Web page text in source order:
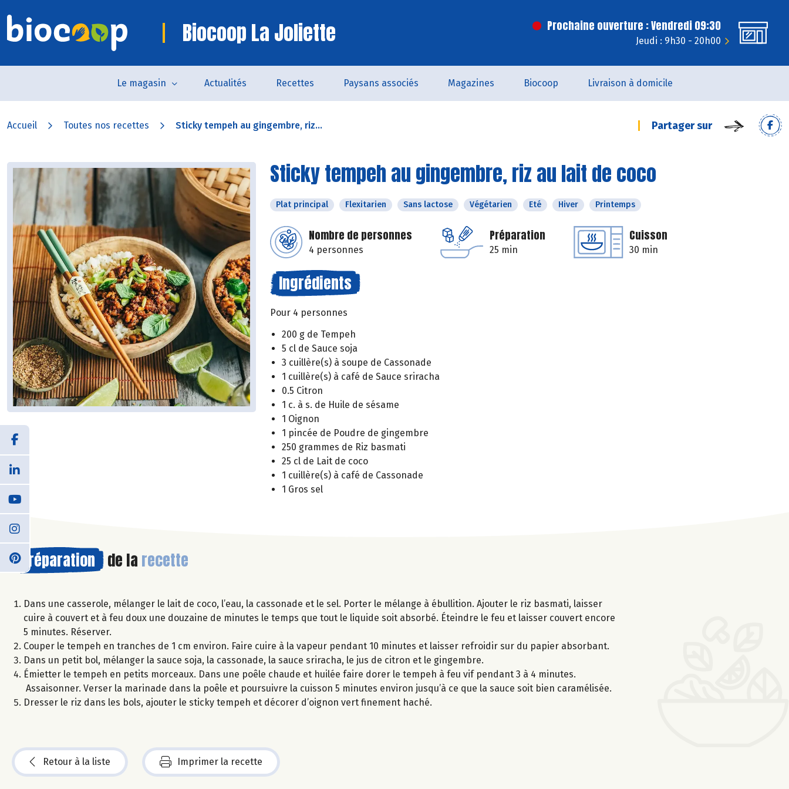
Biocoop La Joliette Prochaine ouverture : Vendredi 09:30
Jeudi : 9h30 - 20h00
Le magasin Actualités Recettes Paysans associés Magazines Biocoop Livraison à domicile
Accueil Toutes nos recettes Sticky tempeh au gingembre, riz... Partager sur
Sticky tempeh au gingembre, riz au lait de coco
Plat principal Flexitarien Sans lactose Végétarien Eté Hiver Printemps
Nombre de personnes
4 personnes
Préparation
25 min
Cuisson
30 min
Ingrédients
Pour 4 personnes
200 g de Tempeh
5 cl de Sauce soja
3 cuillère(s) à soupe de Cassonade
1 cuillère(s) à café de Sauce sriracha
0.5 Citron
1 c. à s. de Huile de sésame
1 Oignon
1 pincée de Poudre de gingembre
250 grammes de Riz basmati
25 cl de Lait de coco
1 cuillère(s) à café de Cassonade
1 Gros sel
Préparation de la recette
Dans une casserole, mélanger le lait de coco, l’eau, la cassonade et le sel. Porter le mélange à ébullition. Ajouter le riz basmati, laisser
cuire à couvert et à feu doux une douzaine de minutes le temps que tout le liquide soit absorbé. Éteindre le feu et laisser couvert encore
5 minutes. Réserver.
Couper le tempeh en tranches de 1 cm environ. Faire cuire à la vapeur pendant 10 minutes et laisser refroidir sur du papier absorbant.
Dans un petit bol, mélanger la sauce soja, la cassonade, la sauce sriracha, le jus de citron et le gingembre.
Émietter le tempeh en petits morceaux. Dans une poêle chaude et huilée faire dorer le tempeh à feu vif pendant 3 à 4 minutes.
Assaisonner. Verser la marinade dans la poêle et poursuivre la cuisson 5 minutes environ jusqu’à ce que la sauce soit bien caramélisée.
Dresser le riz dans les bols, ajouter le sticky tempeh et décorer d’oignon vert finement haché.
Retour à la liste Imprimer la recette